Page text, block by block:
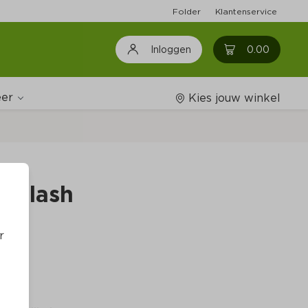
Folder Klantenservice
Inloggen 0.00 0
Wijnshop
Kies jouw winkel